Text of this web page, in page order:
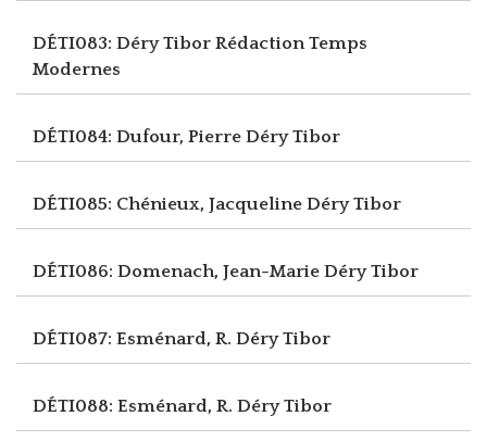
DÉTI083: Déry Tibor Rédaction Temps
Modernes
DÉTI084: Dufour, Pierre Déry Tibor
DÉTI085: Chénieux, Jacqueline Déry Tibor
DÉTI086: Domenach, Jean-Marie Déry Tibor
DÉTI087: Esménard, R. Déry Tibor
DÉTI088: Esménard, R. Déry Tibor